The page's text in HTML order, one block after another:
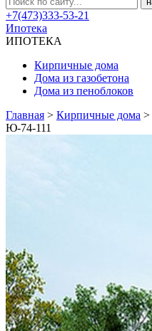
+7(473)333-53-21
Ипотека
ИПОТЕКА
Кирпичные дома
Дома из газобетона
Дома из пеноблоков
Главная > Кирпичные дома >
Ю-74-111